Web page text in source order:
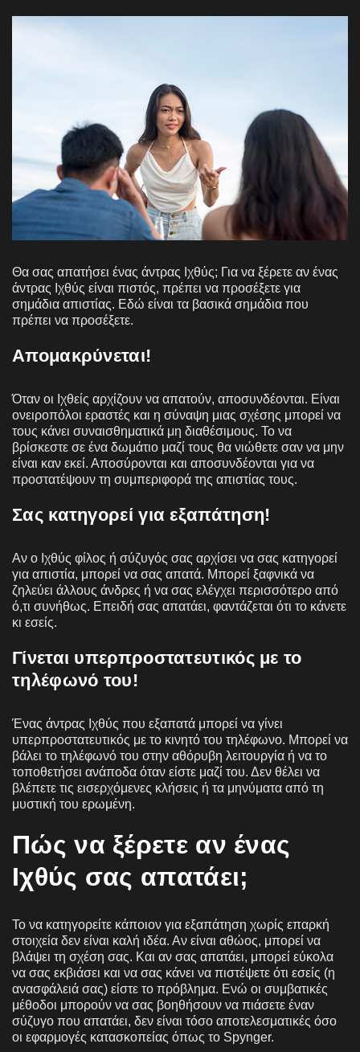
Θα σας απατήσει ένας άντρας Ιχθύς; Για να ξέρετε αν ένας
άντρας Ιχθύς είναι πιστός, πρέπει να προσέξετε για
σημάδια απιστίας. Εδώ είναι τα βασικά σημάδια που
πρέπει να προσέξετε.
Απομακρύνεται!
Όταν οι Ιχθείς αρχίζουν να απατούν, αποσυνδέονται. Είναι
ονειροπόλοι εραστές και η σύναψη μιας σχέσης μπορεί να
τους κάνει συναισθηματικά μη διαθέσιμους. Το να
βρίσκεστε σε ένα δωμάτιο μαζί τους θα νιώθετε σαν να μην
είναι καν εκεί. Αποσύρονται και αποσυνδέονται για να
προστατέψουν τη συμπεριφορά της απιστίας τους.
Σας κατηγορεί για εξαπάτηση!
Αν ο Ιχθύς φίλος ή σύζυγός σας αρχίσει να σας κατηγορεί
για απιστία, μπορεί να σας απατά. Μπορεί ξαφνικά να
ζηλεύει άλλους άνδρες ή να σας ελέγχει περισσότερο από
ό,τι συνήθως. Επειδή σας απατάει, φαντάζεται ότι το κάνετε
κι εσείς.
Γίνεται υπερπροστατευτικός με το
τηλέφωνό του!
Ένας άντρας Ιχθύς που εξαπατά μπορεί να γίνει
υπερπροστατευτικός με το κινητό του τηλέφωνο. Μπορεί να
βάλει το τηλέφωνό του στην αθόρυβη λειτουργία ή να το
τοποθετήσει ανάποδα όταν είστε μαζί του. Δεν θέλει να
βλέπετε τις εισερχόμενες κλήσεις ή τα μηνύματα από τη
μυστική του ερωμένη.
Πώς να ξέρετε αν ένας
Ιχθύς σας απατάει;
Το να κατηγορείτε κάποιον για εξαπάτηση χωρίς επαρκή
στοιχεία δεν είναι καλή ιδέα. Αν είναι αθώος, μπορεί να
βλάψει τη σχέση σας. Και αν σας απατάει, μπορεί εύκολα
να σας εκβιάσει και να σας κάνει να πιστέψετε ότι εσείς (η
ανασφάλειά σας) είστε το πρόβλημα. Ενώ οι συμβατικές
μέθοδοι μπορούν να σας βοηθήσουν να πιάσετε έναν
σύζυγο που απατάει, δεν είναι τόσο αποτελεσματικές όσο
οι εφαρμογές κατασκοπείας όπως το Spynger.